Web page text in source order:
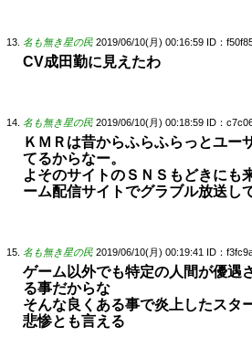
名も無き星の民 2019/06/10(月) 00:16:59 ID：
CV成田勤に見えたわ
名も無き星の民 2019/06/10(月) 00:18:59 ID：
ＫＭＲは昔からふらふらっとユー
てるからなー。
よそのサイトのＳＮＳもどきにも
ーム配信サイトでグラブル放送し
名も無き星の民 2019/06/10(月) 00:19:41 ID：
ゲーム以外でも特定の人間が優遇
る事だからな
そんな良くある事で炎上したスタ
悲惨とも言える